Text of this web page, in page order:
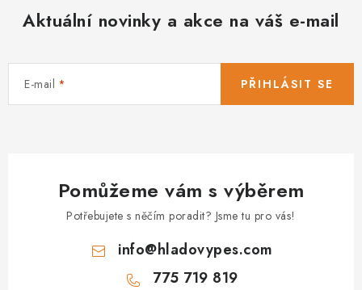
Aktuální novinky a akce na váš e-mail
E-mail PŘIHLÁSIT SE
Pomůžeme vám s výběrem
Potřebujete s něčím poradit? Jsme tu pro vás!
info@hladovypes.com
775 719 819